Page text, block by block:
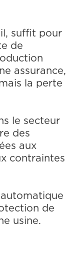
suffit pour
de
assurance,
la perte
le secteur
des
aux
contraintes
de
usine.